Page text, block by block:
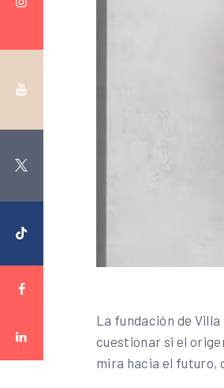
La fundación de
cuestionar si el
mira hacia el futuro,